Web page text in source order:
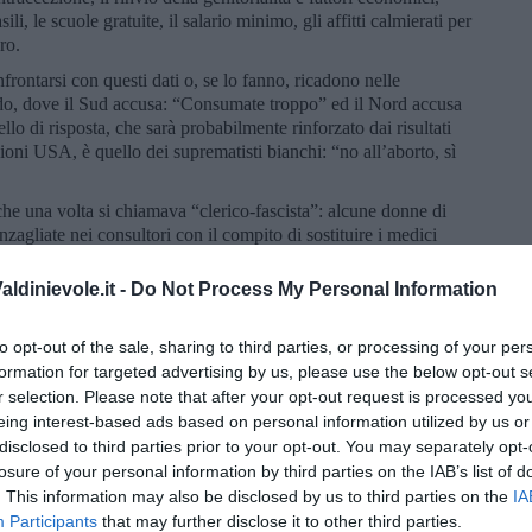
- Do Not Process My Personal Information
opt-out of the sale, sharing to third parties, or processing of your
for targeted advertising by us, please use the below opt-out
selection. Please note that after your opt-out request is processed
interest-based ads based on personal information utilized by us
to third parties prior to your opt-out. You may separately
of your personal information by third parties on the IAB’s list of
This information may also be disclosed by us to third parties on the
Participants that may further disclose it to other third parties.
le scuole gratuite, il salario minimo, gli affitti calmierati per
con questi dati o, se lo fanno, ricadono nelle
dove il Sud accusa: “Consumate troppo” ed il Nord accusa
di risposta, che sarà probabilmente rinforzato dai risultati
USA, è quello dei suprematisti bianchi: “no all’aborto, sì
una volta si chiamava “clerico-fascista”: alcune donne di
nei consultori con il compito di sostituire i medici
dopo”, di promettere “mancette” tramite i fondi del PNRR
l’attivazione di asili) e di distribuire sensi di colpa a persone
è di diventare il piccolo avamposto del neo-colonialismo
di Francia e Gran Bretagna, in fuga per le malefatte:
sono stati costruiti, tramite accordi con Paesi autoritari e
Sudan, la Libia e la Tunisia anti-sub-sahariani, ma anche,
“socialista”), “muri invisibili”, meno apparenti di quelli che il
muri costruiti in Israele, ma che svolgano il “lavoro sporco”
l’unico politico europeo che inneggia a questo modello è il
ha ottenuto dal Parlamento inglese la deportazione dei